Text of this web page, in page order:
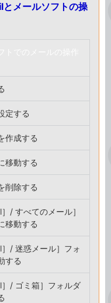
メールソフトの操
定する
作成する
移動する
削除する
］/ すべてのメール］
移動する
］/ 迷惑メール］フォ
する
］/ ゴミ箱］フォルダ